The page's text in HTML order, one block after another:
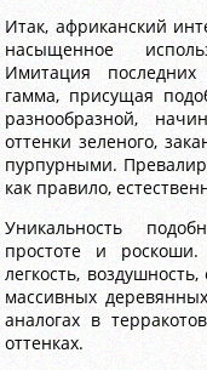
Итак, африканский
насыщенное
Имитация
гамма, присущая
разнообразной,
оттенки зеленого,
пурпурными.
как правило,
Уникальность
простоте и
легкость,
массивных
аналогах в
оттенках.